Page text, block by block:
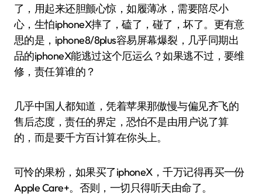
了，用起来还胆颤心惊，如履薄冰，需要陪尽小
心，生怕iphoneX摔了，磕了，碰了，坏了。更有意
思的是，iphone8/8plus容易屏幕爆裂，几乎同期出
品的iphoneX能逃过这个厄运么？如果逃不过，要维
修，责任算谁的？
几乎中国人都知道，凭着苹果那傲慢与偏见齐飞的
售后态度，责任的界定，恐怕不是由用户说了算
的，而是要千方百计算在你头上。
可怜的果粉，如果买了iphoneX，千万记得再买一份
Apple Care+。否则，一切只得听天由命了。